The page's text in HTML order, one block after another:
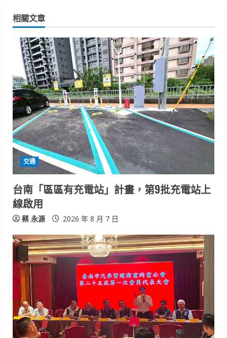
i
n
e
R
e
a
d
i
n
g
相關文章
交通
台南「區區有充電站」計畫，第9批充電站上
線啟用
蔡 永源 2026 年 8 月 7 日